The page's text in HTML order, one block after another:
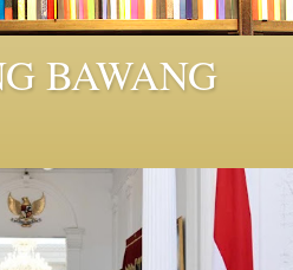
BAWANG